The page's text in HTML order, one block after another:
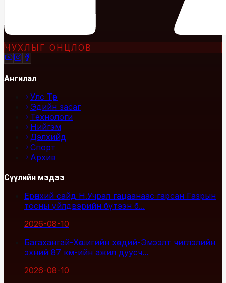
ЧУХЛЫГ ОНЦЛОВ
Ангилал
Улс Төр
Эдийн засаг
Технологи
Нийгэм
Дэлхийд
Спорт
Архив
Сүүлийн мэдээ
Ерөнхий сайд Н.Учрал гацаанаас гарсан Газрын
тосны үйлдвэрийн бүтээн б...
2026-08-10
Багахангай-Хөшигийн хөндий-Эмээлт чиглэлийн
эхний 87 км-ийн ажил дуусч...
2026-08-10